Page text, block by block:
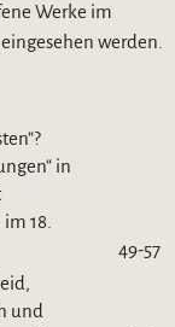
Werke im
werden.
in
18.
49-57
und